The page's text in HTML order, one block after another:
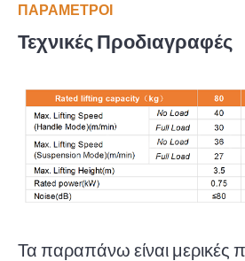
ΠΑΡΆΜΕΤΡΟΙ
Τεχνικές Προδιαγραφές
Τα παραπάνω είναι μερικές